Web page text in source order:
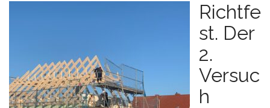
Richtfe
st. Der
2.
Versuc
h